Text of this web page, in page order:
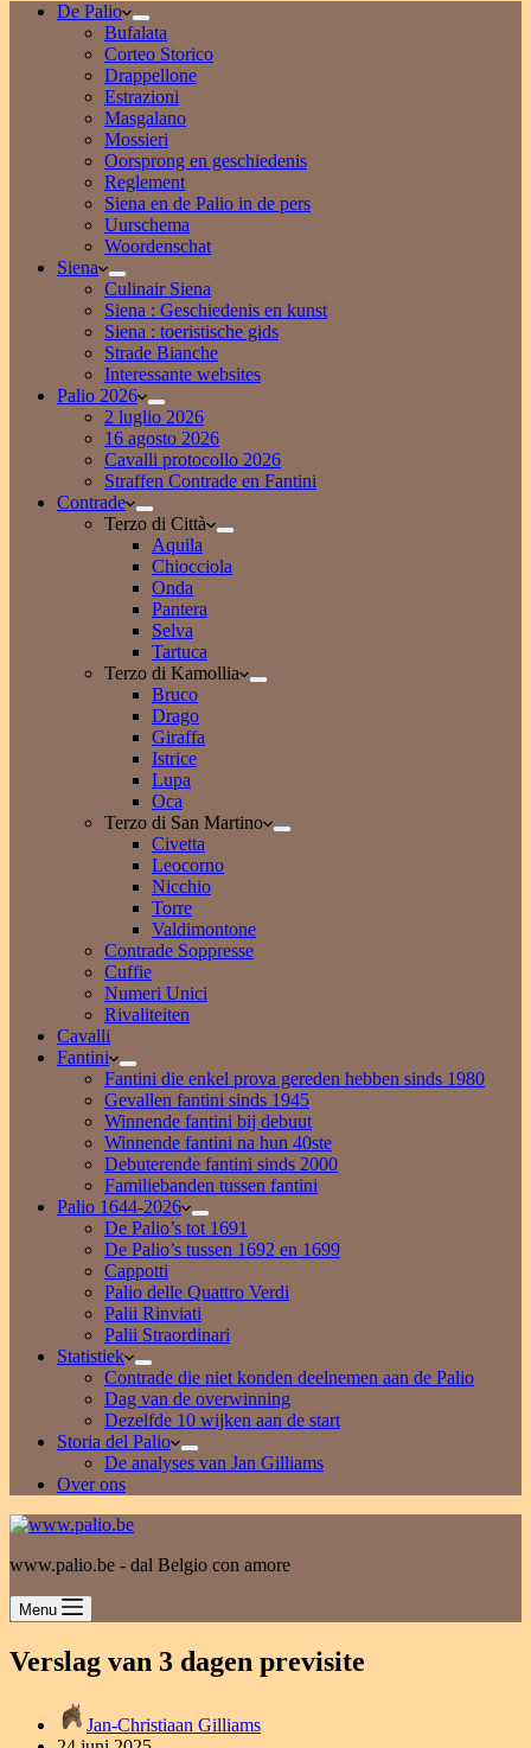
De Palio
Bufalata
Corteo Storico
Drappellone
Estrazioni
Masgalano
Mossieri
Oorsprong en geschiedenis
Reglement
Siena en de Palio in de pers
Uurschema
Woordenschat
Siena
Culinair Siena
Siena : Geschiedenis en kunst
Siena : toeristische gids
Strade Bianche
Interessante websites
Palio 2026
2 luglio 2026
16 agosto 2026
Cavalli protocollo 2026
Straffen Contrade en Fantini
Contrade
Terzo di Città
Aquila
Chiocciola
Onda
Pantera
Selva
Tartuca
Terzo di Kamollia
Bruco
Drago
Giraffa
Istrice
Lupa
Oca
Terzo di San Martino
Civetta
Leocorno
Nicchio
Torre
Valdimontone
Contrade Soppresse
Cuffie
Numeri Unici
Rivaliteiten
Cavalli
Fantini
Fantini die enkel prova gereden hebben sinds 1980
Gevallen fantini sinds 1945
Winnende fantini bij debuut
Winnende fantini na hun 40ste
Debuterende fantini sinds 2000
Familiebanden tussen fantini
Palio 1644-2026
De Palio’s tot 1691
De Palio’s tussen 1692 en 1699
Cappotti
Palio delle Quattro Verdi
Palii Rinviati
Palii Straordinari
Statistiek
Contrade die niet konden deelnemen aan de Palio
Dag van de overwinning
Dezelfde 10 wijken aan de start
Storia del Palio
De analyses van Jan Gilliams
Over ons
www.palio.be - dal Belgio con amore
Menu
Verslag van 3 dagen previsite
Jan-Christiaan Gilliams